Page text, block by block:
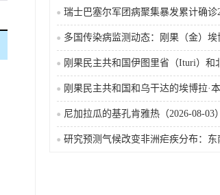
尼加拉瓜的基孔肯雅热（2026-08-03）